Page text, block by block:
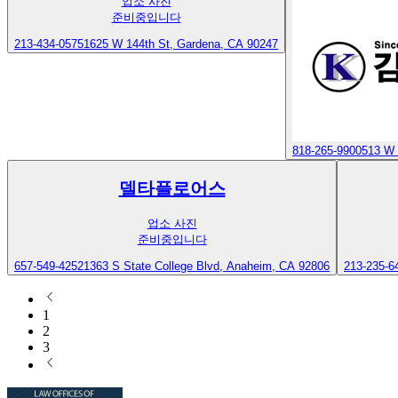
준비중입니다
213-434-05751625 W 144th St, Gardena, CA 90247
818-265-9900513 W
델타플로어스
업소 사진
준비중입니다
657-549-42521363 S State College Blvd, Anaheim, CA 92806 213-235-
1
2
3